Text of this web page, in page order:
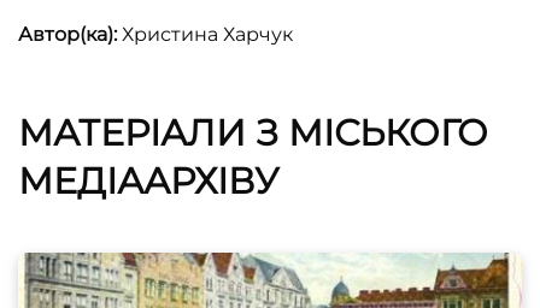
Автор(ка):Христина Харчук
МАТЕРІАЛИ З МІСЬКОГО
МЕДІААРХІВУ